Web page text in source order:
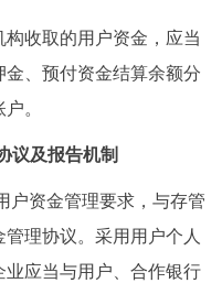
收取的用户资金，应当
、预付资金结算余额分
。
议及报告机制
资金管理要求，与存管
理协议。采用用户个人
应当与用户、合作银行